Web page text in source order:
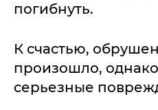
погибнуть.
К счастью,
произошло,
серьезные